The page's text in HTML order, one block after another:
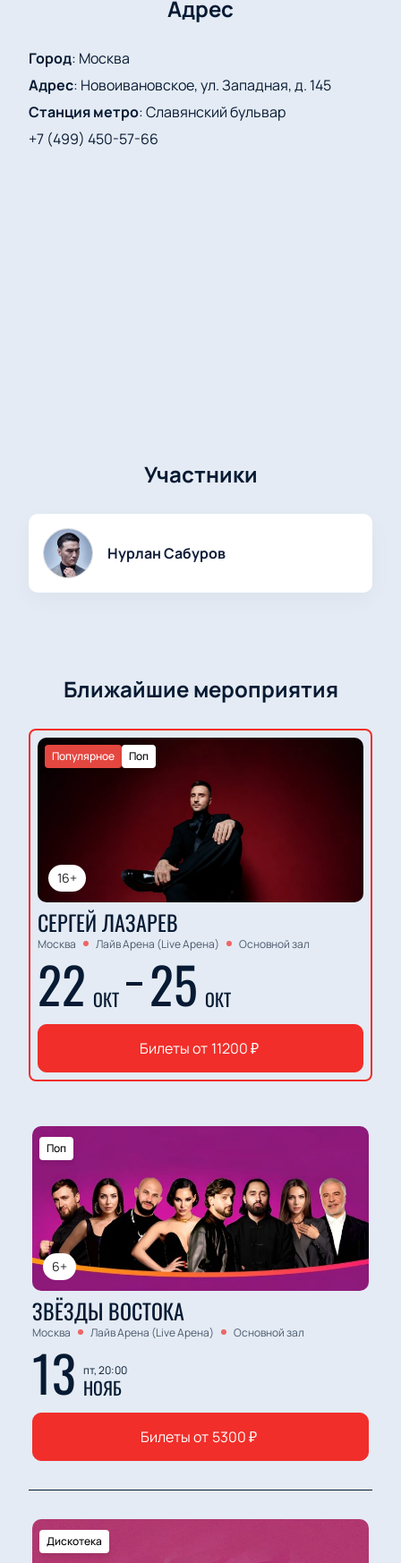
Адрес
Город: Москва
Адрес: Новоивановское, ул. Западная, д. 145
Станция метро:Славянский бульвар
+7 (499) 450-57-66
Участники
Нурлан Сабуров
Ближайшие мероприятия
16+
Поп
Популярное
СЕРГЕЙ ЛАЗАРЕВ
Москва Лайв Арена (Live Арена) Основной зал
22 ОКТ 25 ОКТ
Билеты от 11200₽
6+
Поп
ЗВЁЗДЫ ВОСТОКА
Москва Лайв Арена (Live Арена) Основной зал
13 пт, 20:00
НОЯБ
Билеты от 5300₽
Дискотека